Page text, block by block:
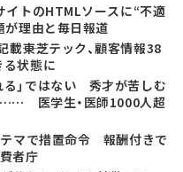
トのHTMLソースに“不適
が理由と毎日報道
――東芝テック、顧客情報38
状態に
る」ではない 秀才が苦しむ
…… 医学生・医師1000人超
テマで措置命令 報酬付きで
者庁